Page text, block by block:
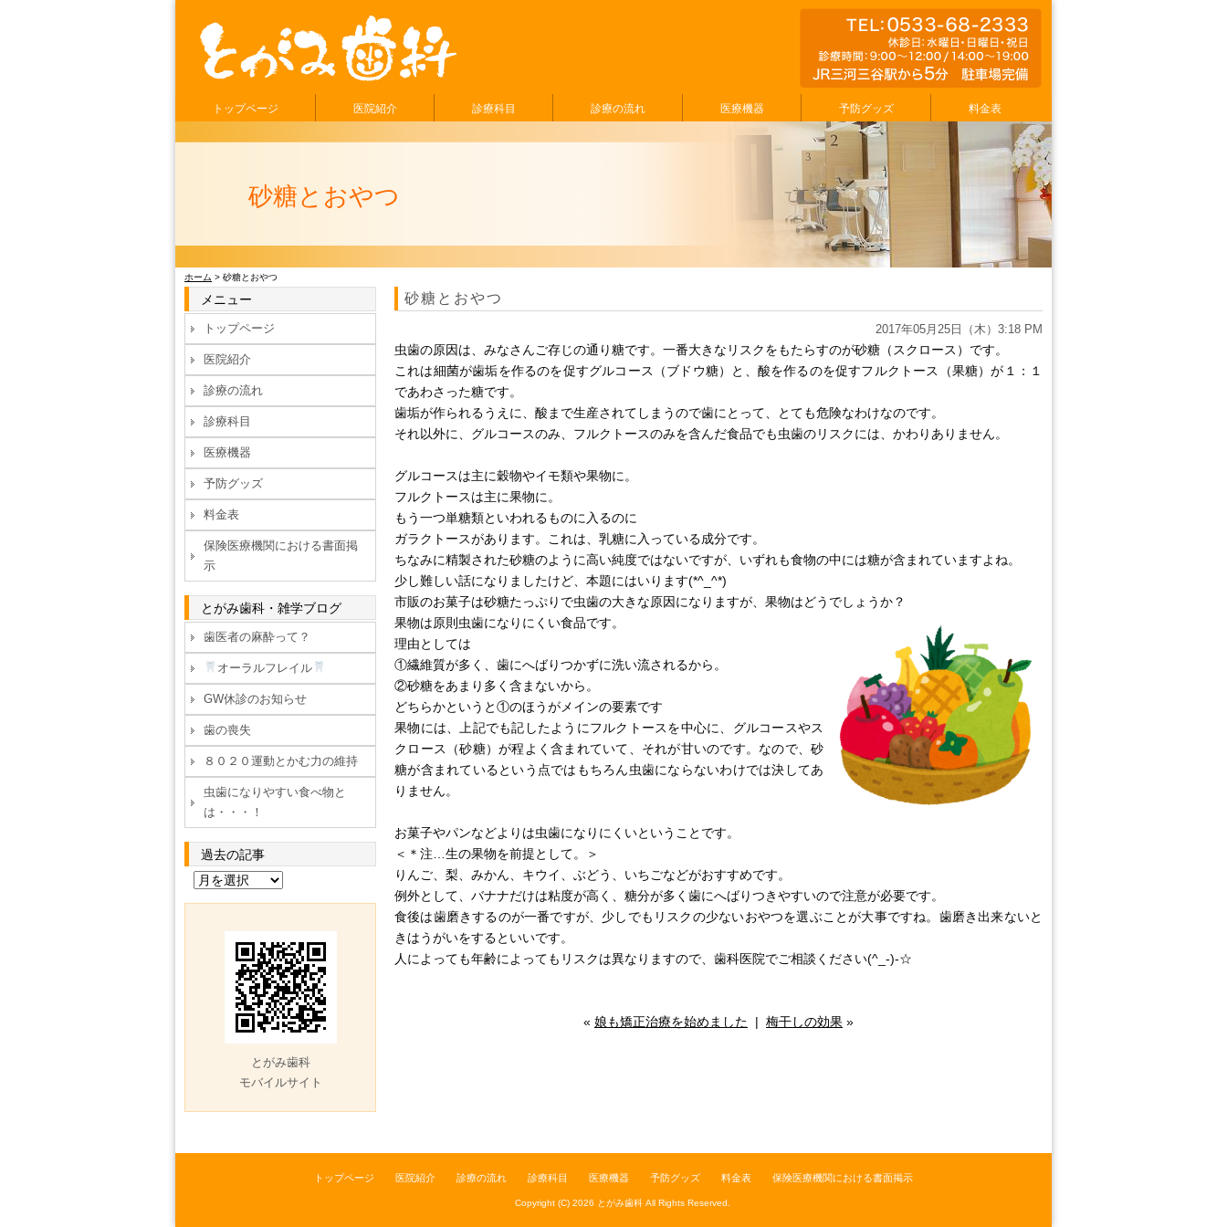
トップページ 医院紹介 診療科目 診療の流れ 医療機器 予防グッズ 料金表
砂糖とおやつ
ホーム > 砂糖とおやつ
砂糖とおやつ
2017年05月25日（木）3:18 PM
虫歯の原因は、みなさんご存じの通り糖です。一番大きなリスクをもたらすのが砂糖（スクロース）です。
これは細菌が歯垢を作るのを促すグルコース（ブドウ糖）と、酸を作るのを促すフルクトース（果糖）が１：１
であわさった糖です。
歯垢が作られるうえに、酸まで生産されてしまうので歯にとって、とても危険なわけなのです。
それ以外に、グルコースのみ、フルクトースのみを含んだ食品でも虫歯のリスクには、かわりありません。
グルコースは主に穀物やイモ類や果物に。
フルクトースは主に果物に。
もう一つ単糖類といわれるものに入るのに
ガラクトースがあります。これは、乳糖に入っている成分です。
ちなみに精製された砂糖のように高い純度ではないですが、いずれも食物の中には糖が含まれていますよね。
少し難しい話になりましたけど、本題にはいります(*^_^*)
市販のお菓子は砂糖たっぷりで虫歯の大きな原因になりますが、果物はどうでしょうか？
果物は原則虫歯になりにくい食品です。
理由としては
①繊維質が多く、歯にへばりつかずに洗い流されるから。
②砂糖をあまり多く含まないから。
どちらかというと①のほうがメインの要素です
果物には、上記でも記したようにフルクトースを中心に、グルコースやス
クロース（砂糖）が程よく含まれていて、それが甘いのです。なので、砂
糖が含まれているという点ではもちろん虫歯にならないわけでは決してあ
りません。
お菓子やパンなどよりは虫歯になりにくいということです。
＜＊注…生の果物を前提として。＞
りんご、梨、みかん、キウイ、ぶどう、いちごなどがおすすめです。
例外として、バナナだけは粘度が高く、糖分が多く歯にへばりつきやすいので注意が必要です。
食後は歯磨きするのが一番ですが、少しでもリスクの少ないおやつを選ぶことが大事ですね。歯磨き出来ないと
きはうがいをするといいです。
人によっても年齢によってもリスクは異なりますので、歯科医院でご相談ください(^_-)-☆
« 娘も矯正治療を始めました | 梅干しの効果 »
メニュー
トップページ
医院紹介
診療の流れ
診療科目
医療機器
予防グッズ
料金表
保険医療機関における書面掲
示
とがみ歯科・雑学ブログ
歯医者の麻酔って？
オーラルフレイル
GW休診のお知らせ
歯の喪失
８０２０運動とかむ力の維持
虫歯になりやすい食べ物と
は・・・！
過去の記事
とがみ歯科
モバイルサイト
トップページ 医院紹介 診療の流れ 診療科目 医療機器 予防グッズ 料金表 保険医療機関における書面掲示
Copyright (C) 2026 とがみ歯科 All Rights Reserved.